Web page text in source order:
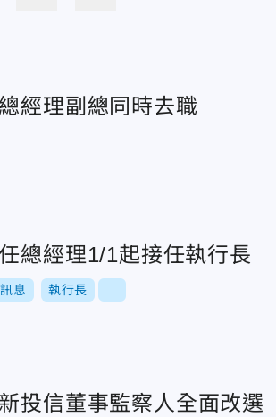
經理副總同時去職
總經理1/1起接任執行長
息 執行長
投信董事監察人全面改選